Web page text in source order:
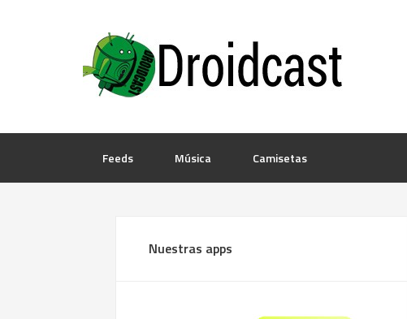
Feeds Música Camisetas
Nuestras apps